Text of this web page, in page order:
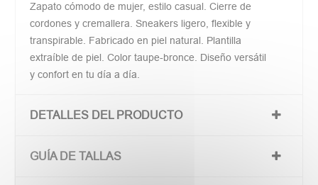
Zapato cómodo de mujer, estilo casual. Cierre de
cordones y cremallera. Sneakers ligero, flexible y
transpirable. Fabricado en piel natural. Plantilla
extraíble de piel. Color taupe-bronce. Diseño versátil
y confort en tu día a día.
DETALLES DEL PRODUCTO
GUÍA DE TALLAS